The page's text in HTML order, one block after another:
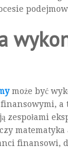
może być
zespołami
finansowi,